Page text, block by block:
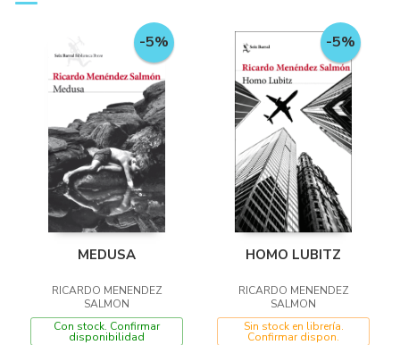
-5%
MEDUSA
RICARDO MENENDEZ
SALMON
Con stock. Confirmar
disponibilidad
-5%
HOMO LUBITZ
RICARDO MENENDEZ
SALMON
Sin stock en librería.
Confirmar dispon.